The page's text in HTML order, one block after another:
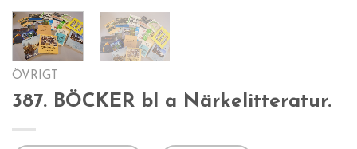
ÖVRIGT
387. BÖCKER bl a Närkelitteratur.